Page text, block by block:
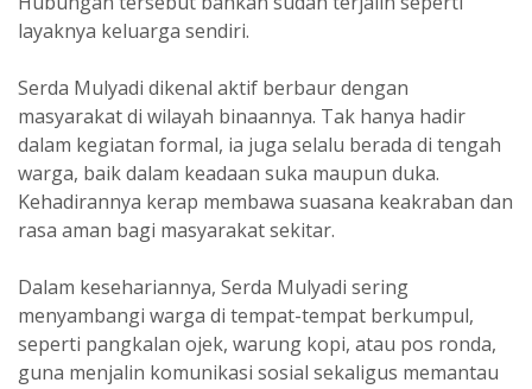
layaknya keluarga sendiri.
Serda Mulyadi dikenal aktif berbaur dengan
masyarakat di wilayah binaannya. Tak hanya hadir
dalam kegiatan formal, ia juga selalu berada di tengah
warga, baik dalam keadaan suka maupun duka.
Kehadirannya kerap membawa suasana keakraban dan
rasa aman bagi masyarakat sekitar.
Dalam kesehariannya, Serda Mulyadi sering
menyambangi warga di tempat-tempat berkumpul,
seperti pangkalan ojek, warung kopi, atau pos ronda,
guna menjalin komunikasi sosial sekaligus memantau